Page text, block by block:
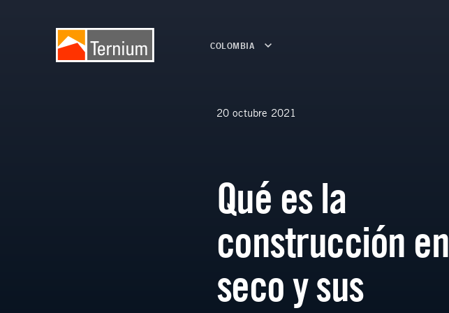
COLOMBIA
20 octubre 2021
Qué es la
construcción en
seco y sus